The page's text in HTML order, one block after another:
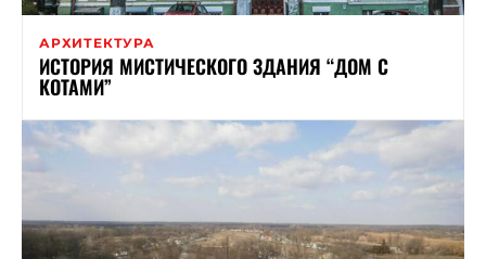
АРХИТЕКТУРА
ИСТОРИЯ МИСТИЧЕСКОГО ЗДАНИЯ “ДОМ С
КОТАМИ”